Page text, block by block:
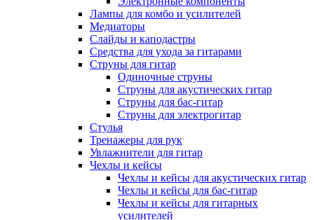
Лампы для комбо и усилителей
Медиаторы
Слайды и каподастры
Средства для ухода за гитарами
Струны для гитар
Одиночные струны
Струны для акустических гитар
Струны для бас-гитар
Струны для электрогитар
Стулья
Тренажеры для рук
Увлажнители для гитар
Чехлы и кейсы
Чехлы и кейсы для акустических гитар
Чехлы и кейсы для бас-гитар
Чехлы и кейсы для гитарных
усилителей